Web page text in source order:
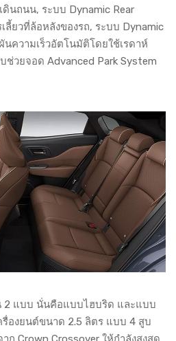
นถนน, ระบบ Dynamic Rear
ลี้ยวที่ล้อหลังของรถ, ระบบ Dynamic
นความเร็วอัตโนมัติโดยใช้เรดาห์
วยจอด Advanced Park System
2 แบบ นั่นคือแบบไฮบริด และแบบ
องยนต์ขนาด 2.5 ลิตร แบบ 4 สูบ